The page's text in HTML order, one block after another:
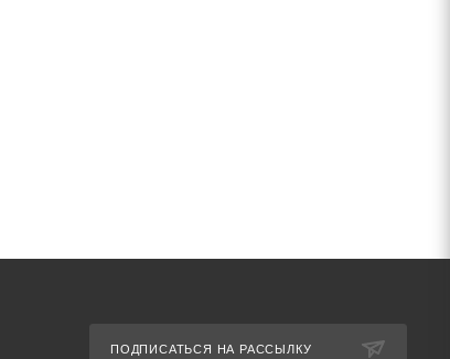
ПОДПИСАТЬСЯ НА РАССЫЛКУ